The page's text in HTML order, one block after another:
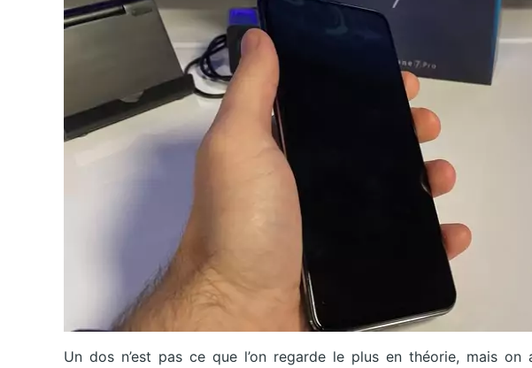
Un dos n’est pas ce que l’on regarde le plus en théorie, mais on